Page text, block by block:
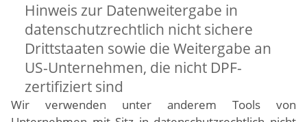
Hinweis zur Datenweitergabe in
datenschutzrechtlich nicht sichere
Drittstaaten sowie die Weitergabe an
US-Unternehmen, die nicht DPF-
zertifiziert sind
Wir verwenden unter anderem Tools von